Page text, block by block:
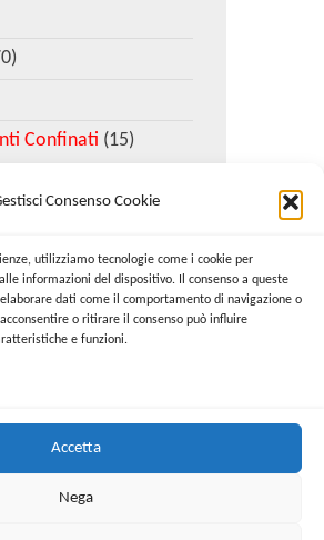
Consenso Cookie
utilizziamo tecnologie come i cookie per
informazioni del dispositivo. Il consenso a queste
dati come il comportamento di navigazione o
o ritirare il consenso può influire
e funzioni.
Accetta
Nega
Confinati (15)